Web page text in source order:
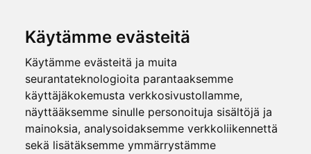
Käytämme evästeitä
Käytämme evästeitä ja muita
seurantateknologioita parantaaksemme
käyttäjäkokemusta verkkosivustollamme,
näyttääksemme sinulle personoituja sisältöjä ja
mainoksia, analysoidaksemme verkkoliikennettä
sekä lisätäksemme ymmärrystämme